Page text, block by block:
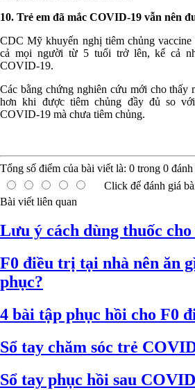
10. Trẻ em đã mắc COVID-19 vẫn nên
CDC Mỹ khuyến nghị tiêm chủng
cả mọi người từ 5 tuổi trở lên, kể cả
COVID-19.
Các bằng chứng nghiên cứu mới cho thấy
hơn khi được tiêm chủng đầy đủ so
COVID-19 mà chưa tiêm chủng.
Tổng số điểm của bài viết là: 0 trong 0 đánh
Click để đánh giá
Bài viết liên quan
Lưu ý cách dùng thuốc
F0 điều trị tại nhà nên ăn
phục?
4 bài tập phục hồi cho F0
Sổ tay chăm sóc trẻ
Sổ tay phục hồi sau